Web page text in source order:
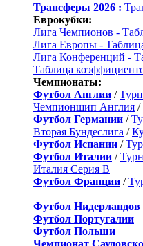
Трансферы 2026 :
Еврокубки:
Лига Чемпионов -
Лига Европы -
Лига Конференций -
Таблица
Чемпионаты:
Футбол Англии /
Чемпионшип Англия /
Футбол Германии /
Вторая Бундеслига /
Футбол Испании /
Футбол Италии /
Италия Серия B
Футбол Франции /
Футбол Нидерландов
Футбол Португалии
Футбол Польши
Чемпионат